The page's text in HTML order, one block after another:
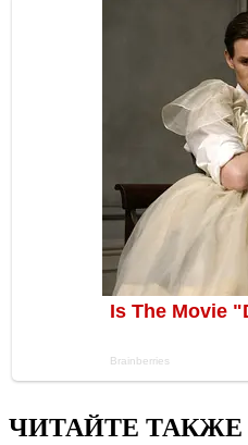
ЧИТАЙТЕ ТАКЖЕ